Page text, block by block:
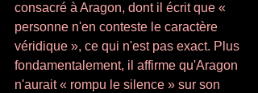
consacré à Aragon, dont il écrit que «
personne n'en conteste le caractère
véridique », ce qui n'est pas exact. Plus
fondamentale­ment, il affirme qu'Aragon
n'aurait « rompu le silence » sur son